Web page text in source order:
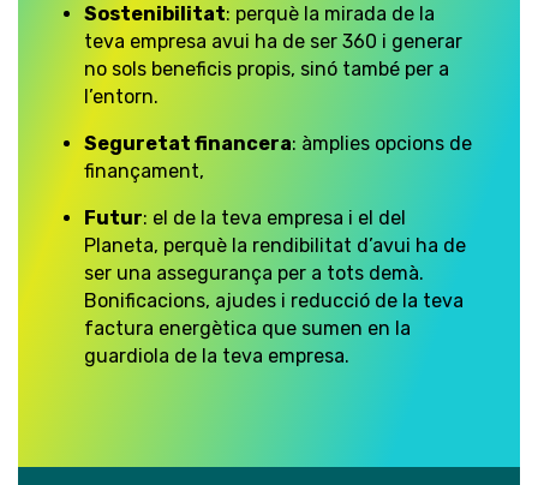
Sostenibilitat: perquè la mirada de la
teva empresa avui ha de ser 360 i generar
no sols beneficis propis, sinó també per a
l’entorn.
Seguretat financera: àmplies opcions de
finançament,
Futur: el de la teva empresa i el del
Planeta, perquè la rendibilitat d’avui ha de
ser una assegurança per a tots demà.
Bonificacions, ajudes i reducció de la teva
factura energètica que sumen en la
guardiola de la teva empresa.